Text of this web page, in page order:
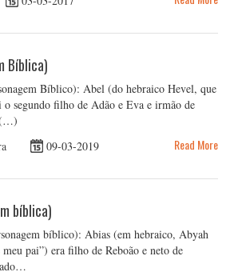
Bíblica)
Bíblico): Abel (do hebraico Hevel, que
o segundo filho de Adão e Eva e irmão de
(…)
09-03-2019 Read More
bíblica)
bíblico): Abias (em hebraico, Abyah
pai”) era filho de Reboão e neto de